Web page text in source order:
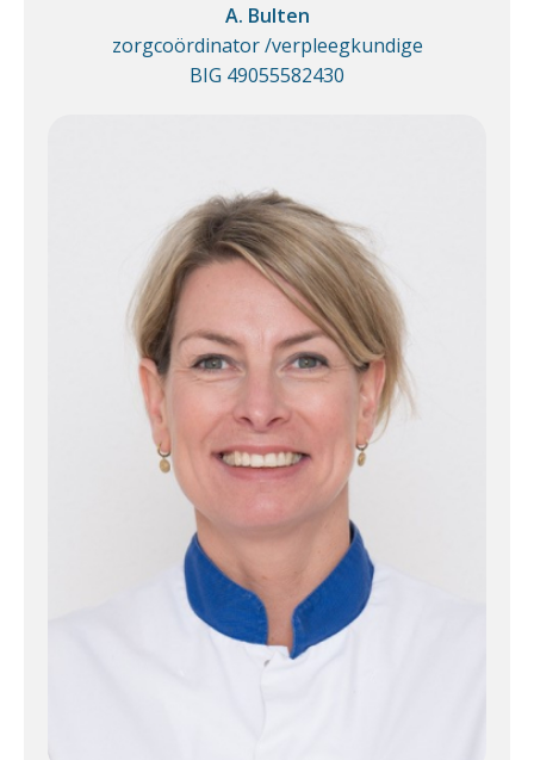
A. Bulten
zorgcoördinator /verpleegkundige
BIG 49055582430